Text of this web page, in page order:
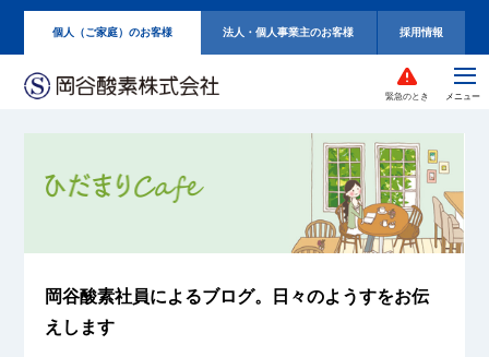
個人（ご家庭）のお客様 法人・個人事業主のお客様 採用情報
緊急のとき
岡谷酸素社員によるブログ。
日々のようすをお伝
えします